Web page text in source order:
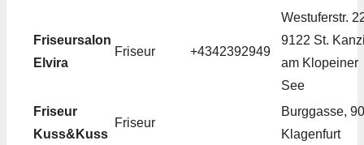
Friseursalon
Elvira
Friseur +4342392949
Westuferstr.
9122 St.
am Klopeiner
See
Friseur
Kuss&Kuss
Friseur
Burggasse,
Klagenfurt